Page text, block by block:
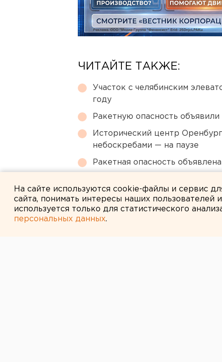
ЧИТАЙТЕ ТАКЖЕ:
Участок с челябинским
году
Ракетную опасность
Исторический центр
небоскребами — на паузе
Ракетная опасность
На сайте используются cookie-файлы и сервис
сайта, понимать интересы наших пользователей
используется только для статистического
персональных данных.